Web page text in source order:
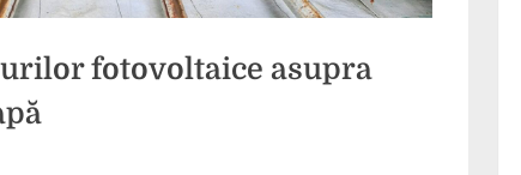
fotovoltaice asupra